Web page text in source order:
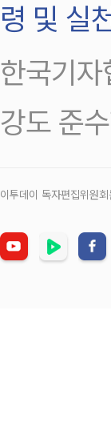
령 및 실
한국기
강도 준
이투데이 독자편집위원